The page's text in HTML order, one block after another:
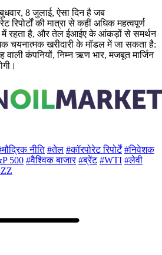
8 जुलाई, ऐसा दिन है जब
रिपोर्टों की मात्रा से कहीं अधिक महत्वपूर्ण
रहता है, और तेल ईआईए के आंकड़ों से समर्थन
चयनात्मक खरीदारी के मॉडल में जा सकता है:
वाली कंपनियों, निम्न ऋण भार, मजबूत मार्जिन
नीति #तेल #कॉरपोरेट रिपोर्टें #निवेशक
500 #वैश्विक बाजार #ब्रेंट #WTI #लेवी